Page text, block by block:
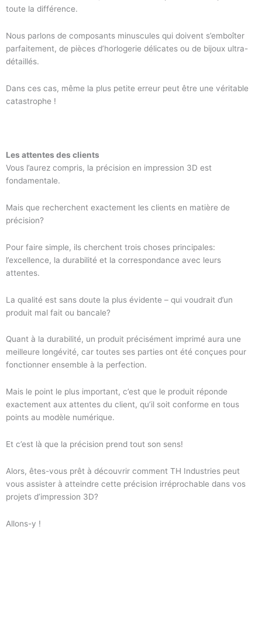
toute la différence.
Nous parlons de composants minuscules qui doivent s’emboîter
parfaitement, de pièces d’horlogerie délicates ou de bijoux ultra-
détaillés.
Dans ces cas, même la plus petite erreur peut être une véritable
catastrophe !
Les attentes des clients
Vous l’aurez compris, la précision en impression 3D est
fondamentale.
Mais que recherchent exactement les clients en matière de
précision?
Pour faire simple, ils cherchent trois choses principales:
l’excellence, la durabilité et la correspondance avec leurs
attentes.
La qualité est sans doute la plus évidente – qui voudrait d’un
produit mal fait ou bancale?
Quant à la durabilité, un produit précisément imprimé aura une
meilleure longévité, car toutes ses parties ont été conçues pour
fonctionner ensemble à la perfection.
Mais le point le plus important, c’est que le produit réponde
exactement aux attentes du client, qu’il soit conforme en tous
points au modèle numérique.
Et c’est là que la précision prend tout son sens!
Alors, êtes-vous prêt à découvrir comment TH Industries peut
vous assister à atteindre cette précision irréprochable dans vos
projets d’impression 3D?
Allons-y !